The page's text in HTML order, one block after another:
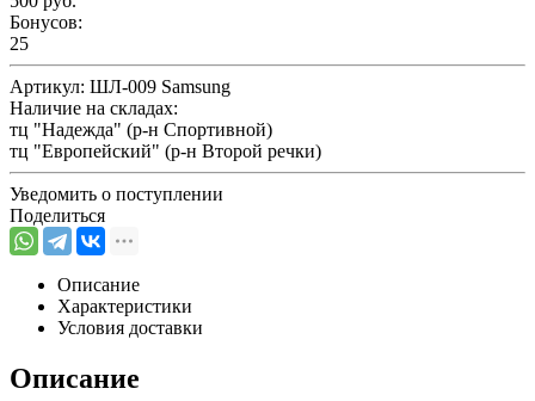
Бонусов:
25
Артикул: ШЛ-009 Samsung
Наличие на складах:
тц "Надежда" (р-н Спортивной)
тц "Европейский" (р-н Второй речки)
Уведомить о поступлении
Поделиться
Описание
Характеристики
Условия доставки
Описание